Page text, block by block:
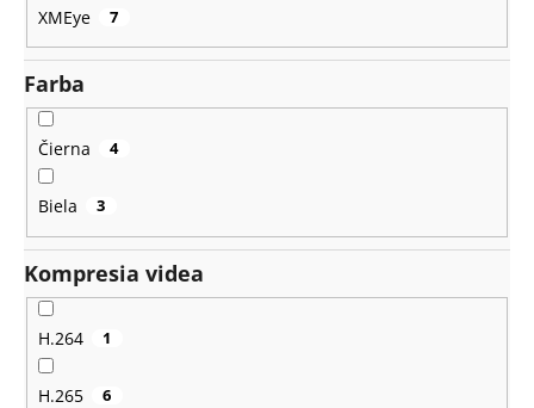
XMEye 7
Farba
Čierna 4
Biela 3
Kompresia videa
H.264 1
H.265 6